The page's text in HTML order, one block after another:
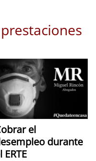
el
durante
ERTE